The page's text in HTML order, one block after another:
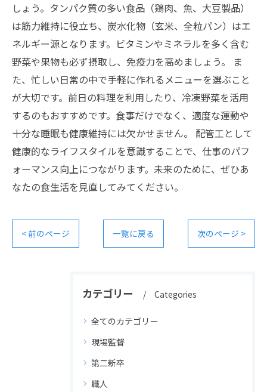
しょう。タンパク質の多い食品（鶏肉、魚、大豆製品）
は筋力維持に役立ち、炭水化物（玄米、全粒パン）はエ
ネルギー源となります。ビタミンやミネラルを多く含む
野菜や果物も必ず摂取し、免疫力を高めましょう。 ま
た、忙しい日常の中で手軽に作れるメニューを選ぶこと
が大切です。前日の料理を利用したり、冷凍野菜を活用
するのもおすすめです。食事だけでなく、適度な運動や
十分な睡眠も健康維持には欠かせません。 配管工として
健康的なライフスタイルを意識することで、仕事のパフ
ォーマンス向上につながります。未来のために、ぜひあ
なたの食生活を見直してみてください。
< 前のページ 一覧に戻る 次のページ >
カテゴリー Categories
全てのカテゴリー
現場監督
第二新卒
職人